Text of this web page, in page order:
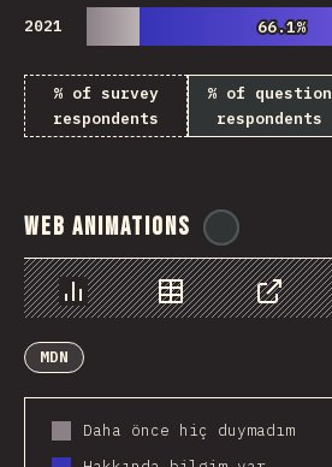
2021 66.1%
66.1%
% of survey
respondents
% of question
respondents
Web Animations
Chart Data Share
MDN
Daha önce hiç duymadım